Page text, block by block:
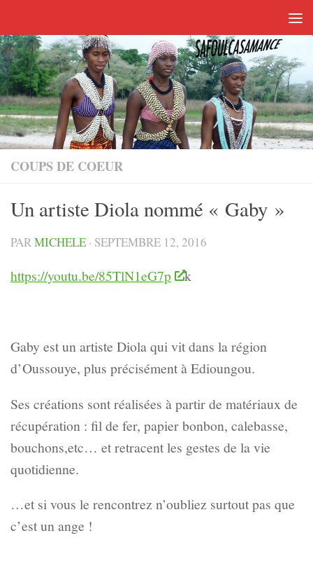
COUPS DE COEUR
Un artiste Diola nommé « Gaby »
PARMICHELE · SEPTEMBRE 12, 2016
https://youtu.be/85TlN1eG7p k
Gaby est un artiste Diola qui vit dans la région
d’Oussouye, plus précisément à Edioungou.
Ses créations sont réalisées à partir de matériaux de
récupération : fil de fer, papier bonbon, calebasse,
bouchons,etc… et retracent les gestes de la vie
quotidienne.
…et si vous le rencontrez n’oubliez surtout pas que
c’est un ange !